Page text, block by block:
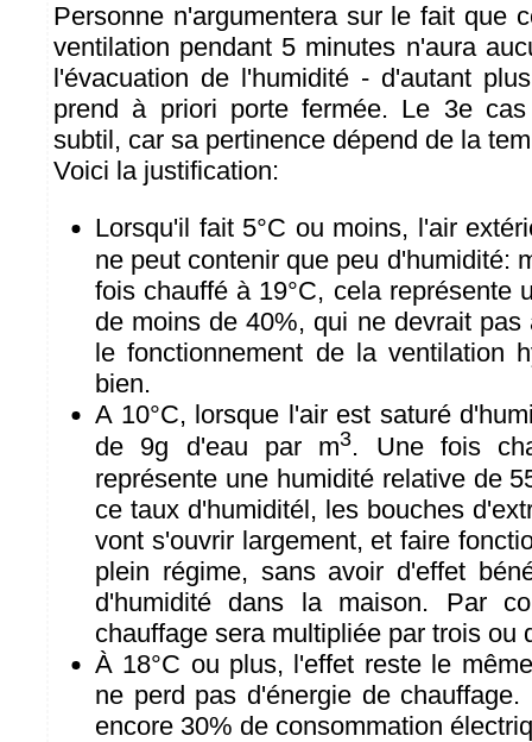
Personne n'argumentera sur le fait que
ventilation pendant 5 minutes n'aura
l'évacuation de l'humidité - d'autant
prend à priori porte fermée. Le 3e
subtil, car sa pertinence dépend de la
Voici la justification:
Lorsqu'il fait 5°C ou moins, l'air
ne peut contenir que peu d'humidité:
fois chauffé à 19°C, cela représente
de moins de 40%, qui ne devrait pas
le fonctionnement de la ventilation
bien.
A 10°C, lorsque l'air est saturé
de 9g d'eau par m3. Une fois
représente une humidité relative de
ce taux d'humiditél, les bouches
vont s'ouvrir largement, et faire
plein régime, sans avoir d'effet
d'humidité dans la maison. Par
chauffage sera multipliée par trois ou
À 18°C ou plus, l'effet reste le
ne perd pas d'énergie de
encore 30% de consommation